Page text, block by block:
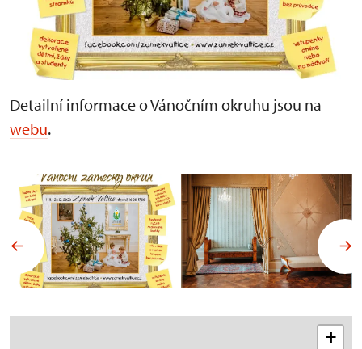
Detailní informace o Vánočním okruhu jsou na
webu.
+